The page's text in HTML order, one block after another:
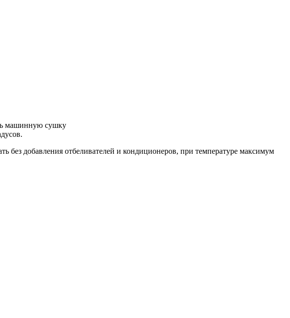
машинную сушку
без добавления отбеливателей и кондиционеров, при температуре максимум